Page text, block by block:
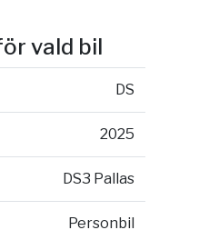
vald bil
DS
2025
DS3 Pallas
Personbil